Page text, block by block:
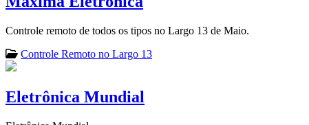
Controle remoto de todos os tipos no Largo 13 de Maio.
Controle Remoto no Largo 13
Eletrônica Mundial